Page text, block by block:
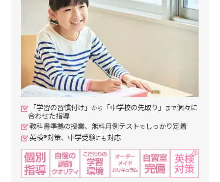
「学習の習慣付け」 から 「中学校の先取り」 まで個々に
合わせた指導
教科書準拠の授業、無料月例テストで しっかり定着
英検®対策、中学受験にも対応